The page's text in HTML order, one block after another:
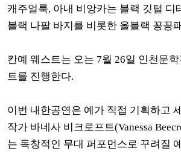
캐주얼룩, 아내 비앙카는 블랙 깃털 디
블랙 나팔 바지를 비롯한 올블랙 꽁꽁
칸예 웨스트는 오는 7월 26일 인천문
트를 진행한다.
이번 내한공연은 예가 직접 기획하고
작가 바네사 비크로프트(Vanessa
는 독창적인 무대 퍼포먼스로 꾸려질